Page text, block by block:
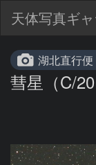
天体写真ギ
湖北直行便
彗星（C/